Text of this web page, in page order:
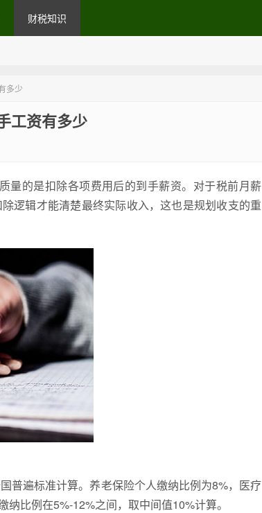
财税知识
多少
工资有多少
量的是扣除各项费用后的到手薪资。对于税前月薪
逻辑才能清楚最终实际收入，这也是规划收支的重
普遍标准计算。养老保险个人缴纳比例为8%，医疗
比例在5%-12%之间，取中间值10%计算。